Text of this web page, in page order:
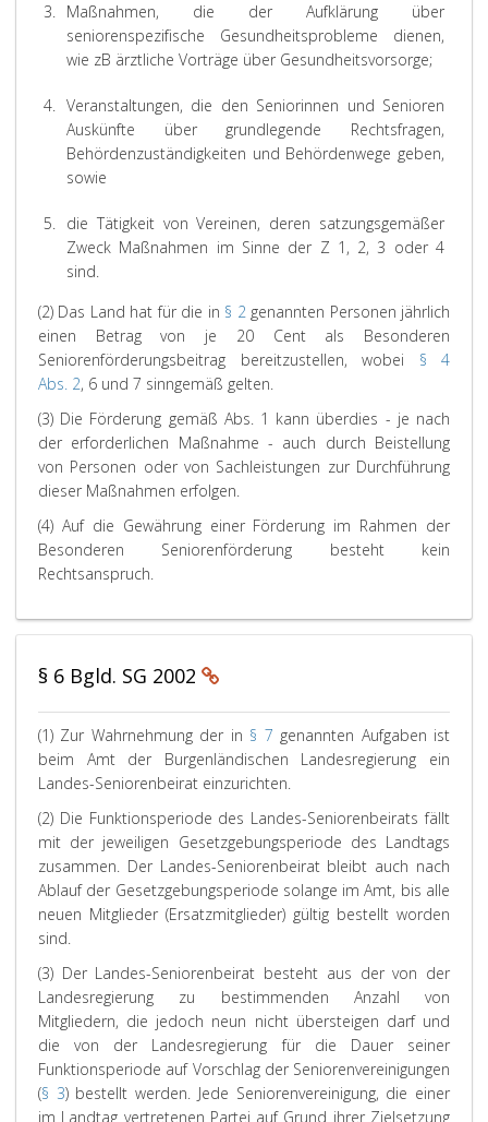
3. Maßnahmen, die der Aufklärung über
seniorenspezifische Gesundheitsprobleme dienen,
wie zB ärztliche Vorträge über Gesundheitsvorsorge;
4. Veranstaltungen, die den Seniorinnen und Senioren
Auskünfte über grundlegende Rechtsfragen,
Behördenzuständigkeiten und Behördenwege geben,
sowie
5. die Tätigkeit von Vereinen, deren satzungsgemäßer
Zweck Maßnahmen im Sinne der Z 1, 2, 3 oder 4
sind.
(2) Das Land hat für die in § 2 genannten Personen jährlich
einen Betrag von je 20 Cent als Besonderen
Seniorenförderungsbeitrag bereitzustellen, wobei § 4
Abs. 2, 6 und 7 sinngemäß gelten.
(3) Die Förderung gemäß Abs. 1 kann überdies - je nach
der erforderlichen Maßnahme - auch durch Beistellung
von Personen oder von Sachleistungen zur Durchführung
dieser Maßnahmen erfolgen.
(4) Auf die Gewährung einer Förderung im Rahmen der
Besonderen Seniorenförderung besteht kein
Rechtsanspruch.
§ 6 Bgld. SG 2002
(1) Zur Wahrnehmung der in § 7 genannten Aufgaben ist
beim Amt der Burgenländischen Landesregierung ein
Landes-Seniorenbeirat einzurichten.
(2) Die Funktionsperiode des Landes-Seniorenbeirats fällt
mit der jeweiligen Gesetzgebungsperiode des Landtags
zusammen. Der Landes-Seniorenbeirat bleibt auch nach
Ablauf der Gesetzgebungsperiode solange im Amt, bis alle
neuen Mitglieder (Ersatzmitglieder) gültig bestellt worden
sind.
(3) Der Landes-Seniorenbeirat besteht aus der von der
Landesregierung zu bestimmenden Anzahl von
Mitgliedern, die jedoch neun nicht übersteigen darf und
die von der Landesregierung für die Dauer seiner
Funktionsperiode auf Vorschlag der Seniorenvereinigungen
(§ 3) bestellt werden. Jede Seniorenvereinigung, die einer
im Landtag vertretenen Partei auf Grund ihrer Zielsetzung